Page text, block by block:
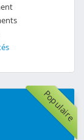
Populaire